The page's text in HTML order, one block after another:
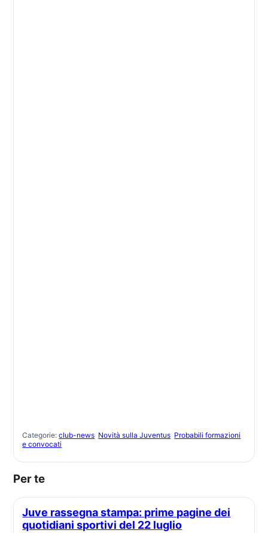
Categorie:club-news Novità sulla Juventus Probabili formazioni
e convocati
Per te
Juve rassegna stampa: prime pagine dei
quotidiani sportivi del 22 luglio